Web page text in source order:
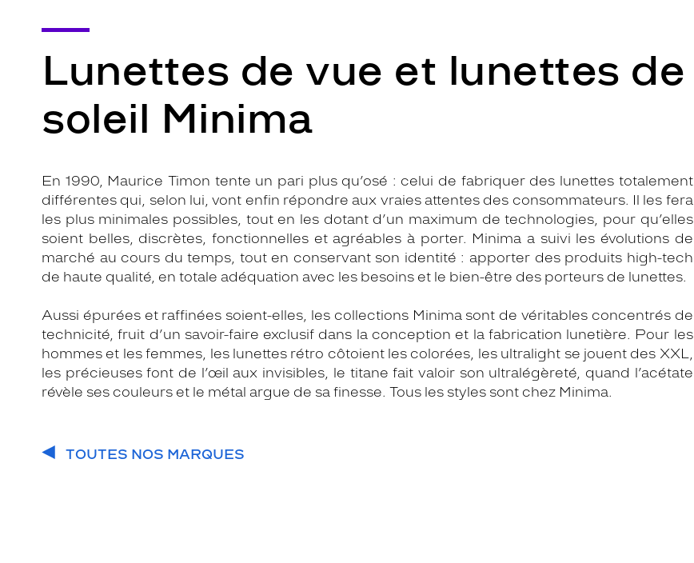
Lunettes de vue et lunettes de
soleil Minima
En 1990, Maurice Timon tente un pari plus qu’osé : celui de fabriquer des lunettes totalement
différentes qui, selon lui, vont enfin répondre aux vraies attentes des consommateurs. Il les fera
les plus minimales possibles, tout en les dotant d’un maximum de technologies, pour qu’elles
soient belles, discrètes, fonctionnelles et agréables à porter. Minima a suivi les évolutions de
marché au cours du temps, tout en conservant son identité : apporter des produits high-tech
de haute qualité, en totale adéquation avec les besoins et le bien-être des porteurs de lunettes.
Aussi épurées et raffinées soient-elles, les collections Minima sont de véritables concentrés de
technicité, fruit d’un savoir-faire exclusif dans la conception et la fabrication lunetière. Pour les
hommes et les femmes, les lunettes rétro côtoient les colorées, les ultralight se jouent des XXL,
les précieuses font de l’œil aux invisibles, le titane fait valoir son ultralégèreté, quand l’acétate
révèle ses couleurs et le métal argue de sa finesse. Tous les styles sont chez Minima.
TOUTES NOS MARQUES